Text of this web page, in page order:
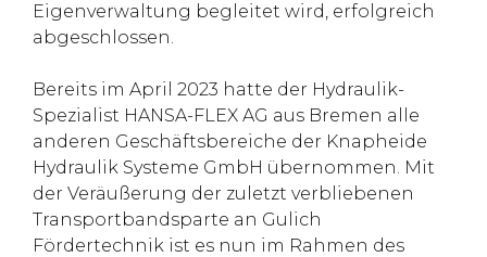
Eigenverwaltung begleitet wird, erfolgreich
abgeschlossen.
Bereits im April 2023 hatte der Hydraulik-
Spezialist HANSA-FLEX AG aus Bremen alle
anderen Geschäftsbereiche der Knapheide
Hydraulik Systeme GmbH übernommen. Mit
der Veräußerung der zuletzt verbliebenen
Transportbandsparte an Gulich
Fördertechnik ist es nun im Rahmen des